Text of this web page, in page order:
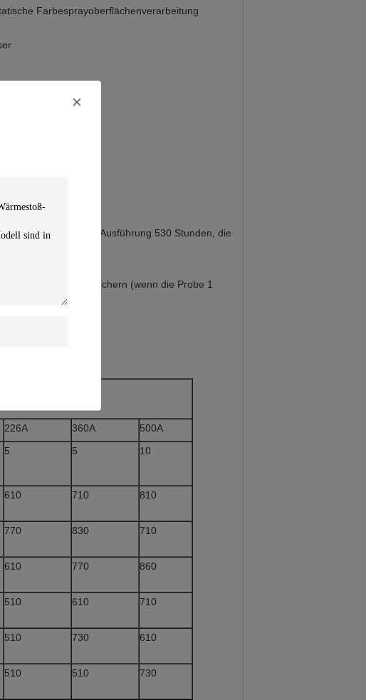
Farbesprayoberflächenverarbeitung
SUS304#
mit super langer Ausführung 530 Stunden, die
Kurve speichern (wenn die Probe 1
226A 360A
500A
5 5 10
610 710 810
770 830 710
610 770 860
510 610 710
510 730 610
510 510 730